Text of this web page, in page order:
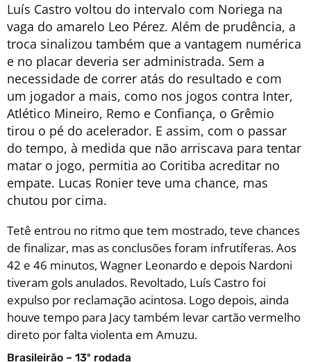
Luís Castro voltou do intervalo com Noriega na
vaga do amarelo Leo Pérez. Além de prudência, a
troca sinalizou também que a vantagem numérica
e no placar deveria ser administrada. Sem a
necessidade de correr atás do resultado e com
um jogador a mais, como nos jogos contra Inter,
Atlético Mineiro, Remo e Confiança, o Grêmio
tirou o pé do acelerador. E assim, com o passar
do tempo, à medida que não arriscava para tentar
matar o jogo, permitia ao Coritiba acreditar no
empate. Lucas Ronier teve uma chance, mas
chutou por cima.
Tetê entrou no ritmo que tem mostrado, teve chances
de finalizar, mas as conclusões foram infrutíferas. Aos
42 e 46 minutos, Wagner Leonardo e depois Nardoni
tiveram gols anulados. Revoltado, Luís Castro foi
expulso por reclamação acintosa. Logo depois, ainda
houve tempo para Jacy também levar cartão vermelho
direto por falta violenta em Amuzu.
Brasileirão – 13º rodada